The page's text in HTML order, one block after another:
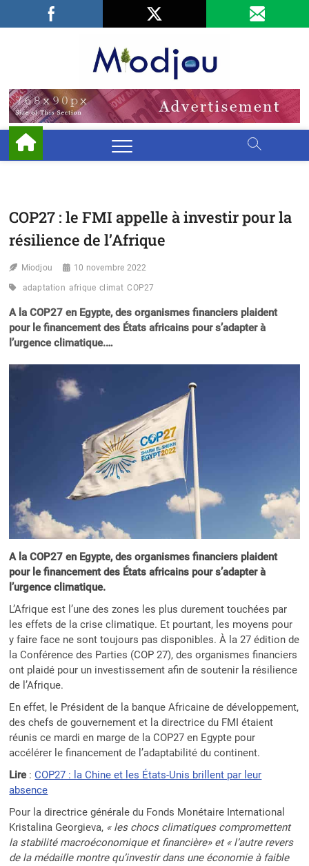
Facebook
LinkedIn
COP27 : le FMI appelle à investir pour la
résilience de l’Afrique
Miodjou 10 novembre 2022
adaptation afrique climat COP27
A la COP27 en Egypte, des organismes financiers plaident
pour le financement des États africains pour s’adapter à
l’urgence climatique.…
A la COP27 en Egypte, des organismes financiers plaident
pour le financement des États africains pour s’adapter à
l’urgence climatique.
L’Afrique est l’une des zones les plus durement touchées par
les effets de la crise climatique. Et pourtant, les moyens pour
y faire face ne sont toujours pas disponibles. À la 27 édition de
la Conférence des Parties (COP 27), des organismes financiers
ont plaidé pour un investissement afin de soutenir la résilience
de l’Afrique.
En effet, le Président de la banque Africaine de développement,
des chefs de gouvernement et la directrice du FMI étaient
réunis ce mardi en marge de la COP27 en Egypte pour
accélérer le financement de l’adaptabilité du continent.
Lire:COP27 : la Chine et les États-Unis brillent par leur
absence
Pour la directrice générale du Fonds Monétaire International
Kristalina Georgieva, « les chocs climatiques compromettent
la stabilité macroéconomique et financière» et « l’autre revers
de la médaille montre qu’investir dans une économie à faible